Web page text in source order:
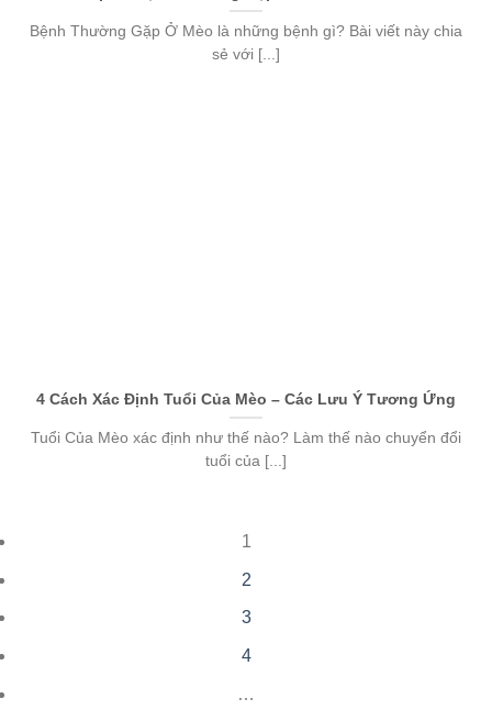
Bệnh Thường Gặp Ở Mèo là những bệnh gì? Bài viết này chia
sẻ với [...]
4 Cách Xác Định Tuổi Của Mèo – Các Lưu Ý Tương Ứng
Tuổi Của Mèo xác định như thế nào? Làm thế nào chuyển đổi
tuổi của [...]
1
2
3
4
…